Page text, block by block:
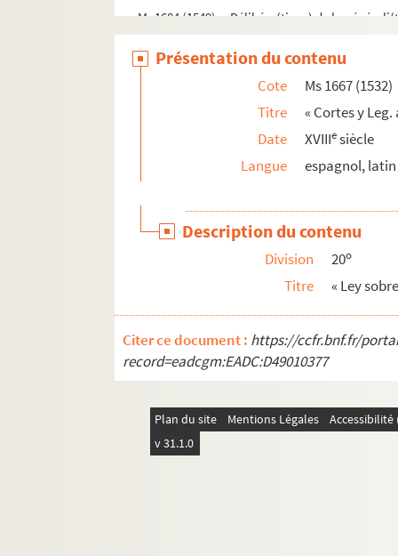
Ms 1684 (1549). « Délibéra(tions) de la
Ms 1692 (1557). Francesco Donà.
Ms 1693 (1558). Commission de provediteur
Ms 1694 (1559). « Franciscus Errizo, Dei
Ms 1695 (1560). « Dominicus Contareno,
Ms 1696 (1561). « Johannes Cornelius Dei
Ms 1697 (1562). « Aloysius Mocenico, Dei
Ms 1698 (1563). « Regola delle Mantellate
Ms 1699 (1564). « Rosell de tactica. » (Titre
Ms 1700 (1565). Responsaire pour la
Ms 1701 (1566). « S. Bonnome : Notes sur
Présentation du contenu
Cote
Ms 1667 (1532)
Titre
« Cortes y
Date
XVIIIesiècle
Langue
espagnol, latin
Description du contenu
Division 20o
Titre « Ley
Citer ce document : https://ccfr.bnf.fr/
record=eadcgm:EADC:D49010377
Plan du site Mentions Légales
v 31.1.0